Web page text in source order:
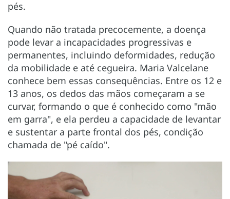
pés.
Quando não tratada precocemente, a doença
pode levar a incapacidades progressivas e
permanentes, incluindo deformidades, redução
da mobilidade e até cegueira. Maria Valcelane
conhece bem essas consequências. Entre os 12 e
13 anos, os dedos das mãos começaram a se
curvar, formando o que é conhecido como "mão
em garra", e ela perdeu a capacidade de levantar
e sustentar a parte frontal dos pés, condição
chamada de "pé caído".